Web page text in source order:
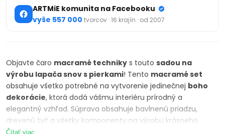
ARTMiE komunita na Facebooku
vyše 557 000 tvorcov · 16 krajín · od 2007
Objavte čaro macramé techniky s touto sadou na
výrobu lapača snov s pierkami! Tento macramé set
obsahuje všetko potrebné na vytvorenie jedinečnej boho
dekorácie, ktorá dodá vášmu interiéru prírodný a
elegantný vzhľad. Súprava obsahuje bavlnenú priadzu,
drevenú tyč a všetky komponenty na výrobu krásneho
lapača snov. Technika macramé je skvelá pre začiatočníkov
Čítať viac